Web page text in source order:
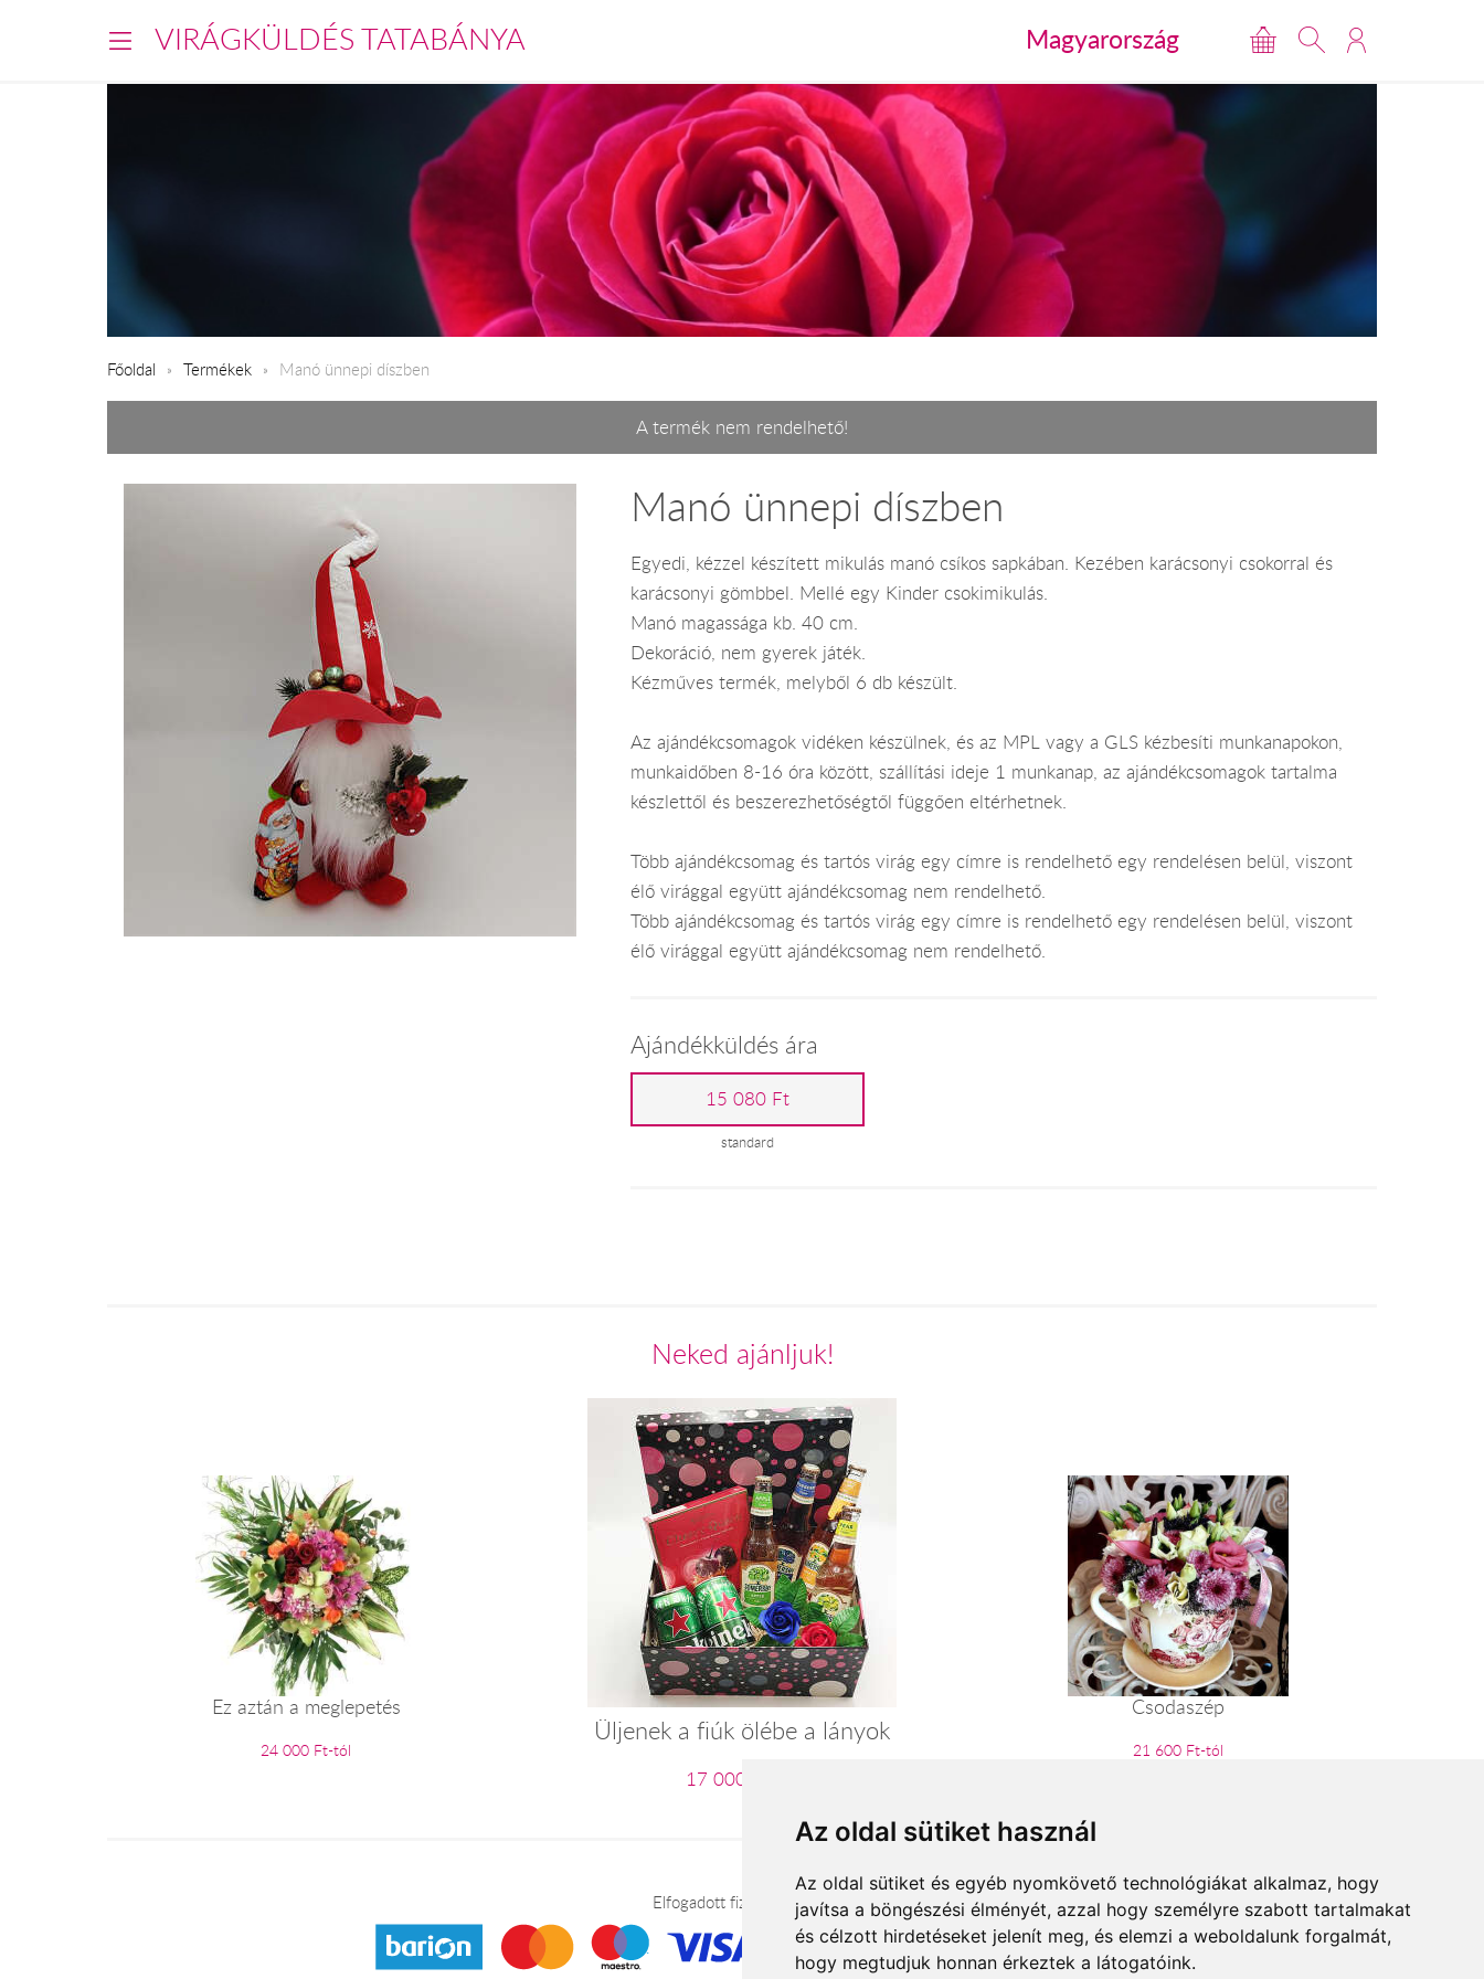
Az oldal sütiket használ
Az oldal sütiket és egyéb nyomkövető technológiákat alkalmaz, hogy
javítsa a böngészési élményét, azzal hogy személyre szabott tartalmakat
és célzott hirdetéseket jelenít meg, és elemzi a weboldalunk forgalmát,
hogy megtudjuk honnan érkeztek a látogatóink.
VIRÁGKÜLDÉS TATABÁNYA Magyarország
Főoldal Termékek Manó ünnepi díszben
A termék nem rendelhető!
Manó ünnepi díszben
Egyedi, kézzel készített mikulás manó csíkos sapkában. Kezében karácsonyi csokorral és
karácsonyi gömbbel. Mellé egy Kinder csokimikulás.
Manó magassága kb. 40 cm.
Dekoráció, nem gyerek játék.
Kézműves termék, melyből 6 db készült.
Az ajándékcsomagok vidéken készülnek, és az MPL vagy a GLS kézbesíti munkanapokon,
munkaidőben 8-16 óra között, szállítási ideje 1 munkanap, az ajándékcsomagok tartalma
készlettől és beszerezhetőségtől függően eltérhetnek.
Több ajándékcsomag és tartós virág egy címre is rendelhető egy rendelésen belül, viszont
élő virággal együtt ajándékcsomag nem rendelhető.
Több ajándékcsomag és tartós virág egy címre is rendelhető egy rendelésen belül, viszont
élő virággal együtt ajándékcsomag nem rendelhető.
Ajándékküldés ára
15 080 Ft
standard
Neked ajánljuk!
Ez aztán a meglepetés
24 000 Ft-tól
Üljenek a fiúk ölébe a lányok
17 000 Ft-tól
Csodaszép
21 600 Ft-tól
Elfogadott fizetési módok